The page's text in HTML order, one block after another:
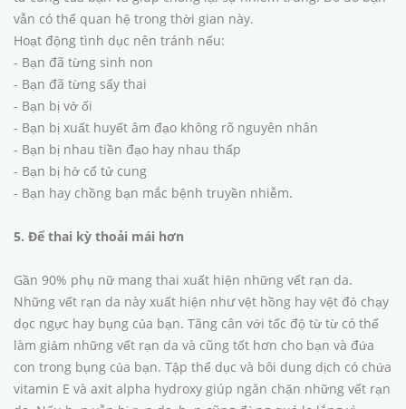
vẫn có thể quan hệ trong thời gian này.
Hoạt động tình dục nên tránh nếu:
- Bạn đã từng sinh non
- Bạn đã từng sẩy thai
- Bạn bị vở ối
- Bạn bị xuất huyết âm đạo không rõ nguyên nhân
- Bạn bị nhau tiền đạo hay nhau thấp
- Bạn bị hở cổ tử cung
- Bạn hay chồng bạn mắc bệnh truyền nhiễm.
5. Để thai kỳ thoải mái hơn
Gần 90% phụ nữ mang thai xuất hiện những vết rạn da.
Những vết rạn da này xuất hiện như vệt hồng hay vệt đỏ chạy
dọc ngực hay bụng của bạn. Tăng cân với tốc độ từ từ có thể
làm giảm những vết rạn da và cũng tốt hơn cho bạn và đứa
con trong bụng của bạn. Tập thể dục và bôi dung dịch có chứa
vitamin E và axit alpha hydroxy giúp ngăn chặn những vết rạn